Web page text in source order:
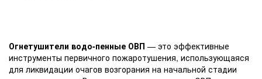
Огнетушители водо-пенные ОВП — это эффективные
инструменты первичного пожаротушения, использующаяся
для ликвидации очагов возгорания на начальной стадии